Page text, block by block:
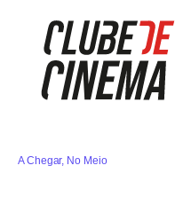
A Chegar, No Meio